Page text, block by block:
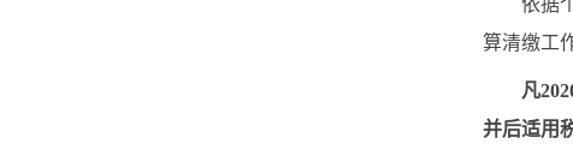
依据个
算清缴工
凡
并后适用